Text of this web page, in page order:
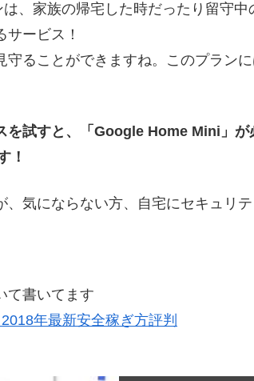
、家族の帰宅した時だったり留守
ービス！
守ることができますね。このプラン
を試すと、「Google Home Mini」
！
気にならない方、自宅にセキュリ
て書いてます
年最新安全稼ぎ方評判